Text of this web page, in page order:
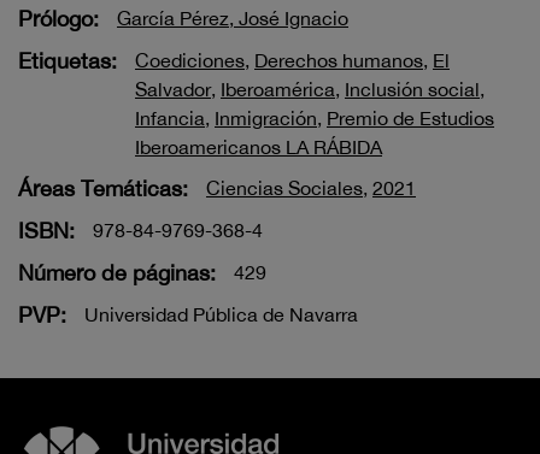
Prólogo: García Pérez, José Ignacio
Etiquetas: Coediciones Derechos humanos El
Salvador, Iberoamérica Inclusión social
Infancia Inmigración Premio de Estudios
Iberoamericanos LA RÁBIDA
Áreas Temáticas: Ciencias Sociales 2021
ISBN: 978-84-9769-368-4
Número de páginas: 429
PVP: Universidad Pública de Navarra